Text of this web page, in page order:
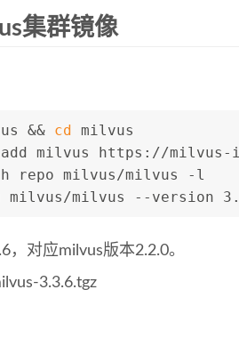
集群镜像
&& cd milvus
add milvus https://
repo milvus/milvus -l
milvus/milvus --version
，对应milvus版本2.2.0。
3.3.6.tgz